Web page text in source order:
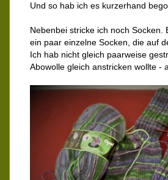
Und so hab ich es kurzerhand
Nebenbei stricke ich noch Socken.
ein paar einzelne Socken, die auf
Ich hab nicht gleich paarweise
Abowolle gleich anstricken wollte -